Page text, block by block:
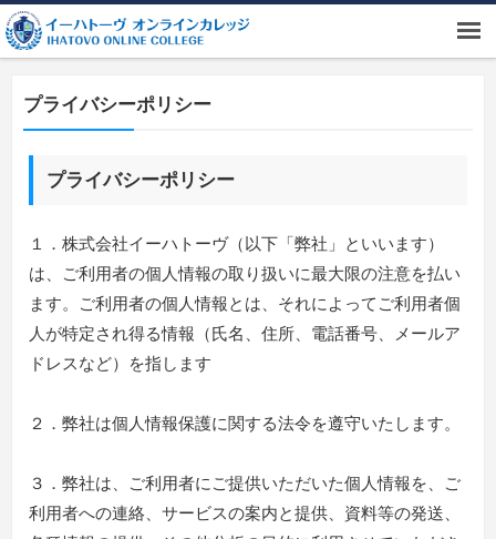
プライバシーポリシー
プライバシーポリシー
１．株式会社イーハトーヴ（以下「弊社」といいます）
は、ご利用者の個人情報の取り扱いに最大限の注意を払い
ます。ご利用者の個人情報とは、それによってご利用者個
人が特定され得る情報（氏名、住所、電話番号、メールア
ドレスなど）を指します
２．弊社は個人情報保護に関する法令を遵守いたします。
３．弊社は、ご利用者にご提供いただいた個人情報を、ご
利用者への連絡、サービスの案内と提供、資料等の発送、